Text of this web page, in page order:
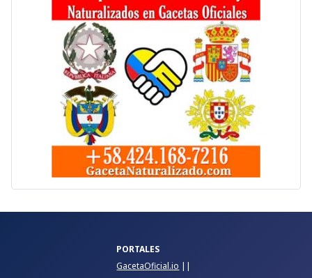
PORTALES
GacetaOficial.io ||